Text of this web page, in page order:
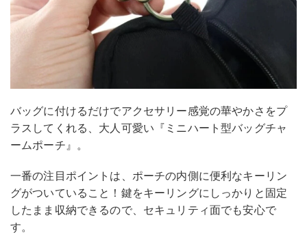
バッグに付けるだけでアクセサリー感覚の華やかさをプ
ラスしてくれる、大人可愛い『ミニハート型バッグチャ
ームポーチ』。
一番の注目ポイントは、ポーチの内側に便利なキーリン
グがついていること！鍵をキーリングにしっかりと固定
したまま収納できるので、セキュリティ面でも安心で
す。